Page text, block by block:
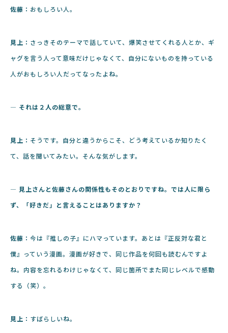
佐藤： おもしろい人。
見上： さっきそのテーマで話していて、爆笑させてくれる人とか、ギ
ャグを言う人って意味だけじゃなくて、自分にないものを持っている
人がおもしろい人だってなったよね。
― それは２人の総意で。
見上： そうです。自分と違うからこそ、どう考えているか知りたく
て、話を聞いてみたい。そんな気がします。
― 見上さんと佐藤さんの関係性もそのとおりですね。では人に限ら
ず、「好きだ」と言えることはありますか？
佐藤： 今は『推しの子』にハマっています。あとは『正反対な君と
僕』っていう漫画。漫画が好きで、同じ作品を何回も読むんですよ
ね。内容を忘れるわけじゃなくて、同じ箇所でまた同じレベルで感動
する（笑）。
見上： すばらしいね。